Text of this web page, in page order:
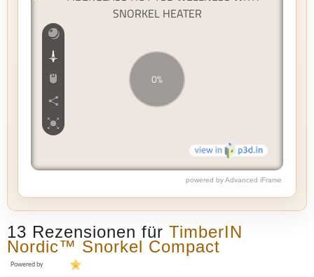
powered by Advanced iFrame
13 Rezensionen für TimberIN
Nordic™ Snorkel Compact
Powered by